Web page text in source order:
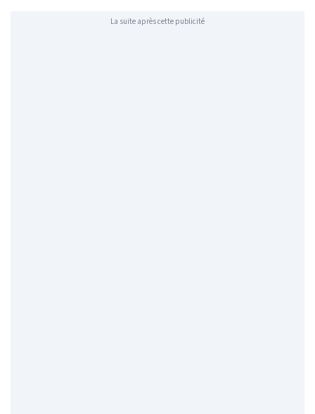
La suite après cette publicité